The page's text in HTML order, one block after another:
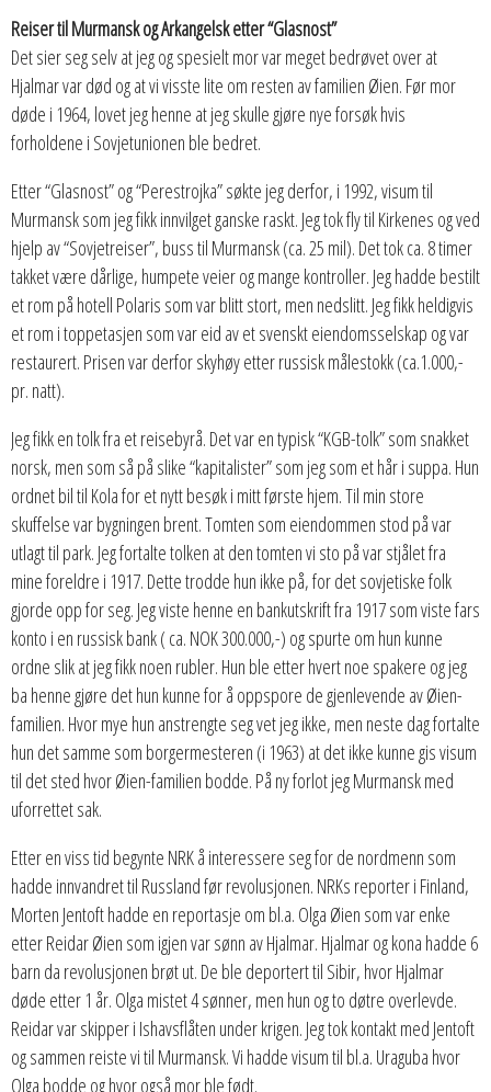
Reiser til Murmansk og Arkangelsk etter “Glasnost”
Det sier seg selv at jeg og spesielt mor var meget bedrøvet over at
Hjalmar var død og at vi visste lite om resten av familien Øien. Før mor
døde i 1964, lovet jeg henne at jeg skulle gjøre nye forsøk hvis
forholdene i Sovjetunionen ble bedret.
Etter “Glasnost” og “Perestrojka” søkte jeg derfor, i 1992, visum til
Murmansk som jeg fikk innvilget ganske raskt. Jeg tok fly til Kirkenes og ved
hjelp av “Sovjetreiser”, buss til Murmansk (ca. 25 mil). Det tok ca. 8 timer
takket være dårlige, humpete veier og mange kontroller. Jeg hadde bestilt
et rom på hotell Polaris som var blitt stort, men nedslitt. Jeg fikk heldigvis
et rom i toppetasjen som var eid av et svenskt eiendomsselskap og var
restaurert. Prisen var derfor skyhøy etter russisk målestokk (ca.1.000,-
pr. natt).
Jeg fikk en tolk fra et reisebyrå. Det var en typisk “KGB-tolk” som snakket
norsk, men som så på slike “kapitalister” som jeg som et hår i suppa. Hun
ordnet bil til Kola for et nytt besøk i mitt første hjem. Til min store
skuffelse var bygningen brent. Tomten som eiendommen stod på var
utlagt til park. Jeg fortalte tolken at den tomten vi sto på var stjålet fra
mine foreldre i 1917. Dette trodde hun ikke på, for det sovjetiske folk
gjorde opp for seg. Jeg viste henne en bankutskrift fra 1917 som viste fars
konto i en russisk bank ( ca. NOK 300.000,-) og spurte om hun kunne
ordne slik at jeg fikk noen rubler. Hun ble etter hvert noe spakere og jeg
ba henne gjøre det hun kunne for å oppspore de gjenlevende av Øien-
familien. Hvor mye hun anstrengte seg vet jeg ikke, men neste dag fortalte
hun det samme som borgermesteren (i 1963) at det ikke kunne gis visum
til det sted hvor Øien-familien bodde. På ny forlot jeg Murmansk med
uforrettet sak.
Etter en viss tid begynte NRK å interessere seg for de nordmenn som
hadde innvandret til Russland før revolusjonen. NRKs reporter i Finland,
Morten Jentoft hadde en reportasje om bl.a. Olga Øien som var enke
etter Reidar Øien som igjen var sønn av Hjalmar. Hjalmar og kona hadde 6
barn da revolusjonen brøt ut. De ble deportert til Sibir, hvor Hjalmar
døde etter 1 år. Olga mistet 4 sønner, men hun og to døtre overlevde.
Reidar var skipper i Ishavsflåten under krigen. Jeg tok kontakt med Jentoft
og sammen reiste vi til Murmansk. Vi hadde visum til bl.a. Uraguba hvor
Olga bodde og hvor også mor ble født.